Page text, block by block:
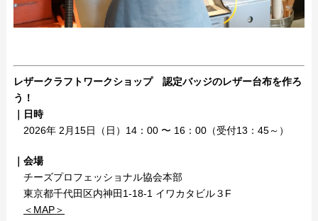
レザークラフトワークショップ
認定バッジのレザー台布を作ろ
う！
｜日時
2026年 2月15日（日）14：00 〜 16：00（受付13：45～）
｜会場
チーズプロフェッショナル協会本部
東京都千代田区内神田1-18-1 イワカタビル３F
＜MAP＞